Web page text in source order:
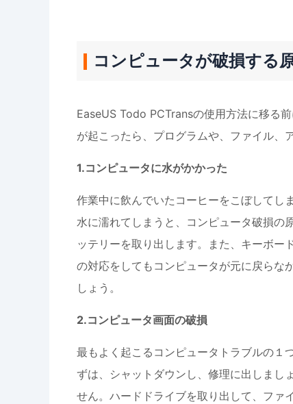
コンピュータが破損する
EaseUS Todo PCTransの使用方法に移る
が起こったら、プログラムや、ファイル、
1.コンピュータに水がかかった
作業中に飲んでいたコーヒーをこぼしてし
水に濡れてしまうと、コンピュータ破損の
ッテリーを取り出します。また、キーボ
の対応をしてもコンピュータが元に戻らな
しょう。
2.コンピュータ画面の破損
最もよく起こるコンピュータトラブルの１
ずは、シャットダウンし、修理に出しまし
せん。ハードドライブを取り出して、ファ